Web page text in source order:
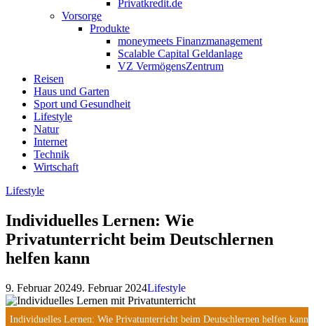
Privatkredit.de
Vorsorge
Produkte
moneymeets Finanzmanagement
Scalable Capital Geldanlage
VZ VermögensZentrum
Reisen
Haus und Garten
Sport und Gesundheit
Lifestyle
Natur
Internet
Technik
Wirtschaft
Lifestyle
Individuelles Lernen: Wie
Privatunterricht beim Deutschlernen
helfen kann
9. Februar 20249. Februar 2024Lifestyle
Individuelles Lernen: Wie Privatunterricht beim Deutschlernen helfen kann